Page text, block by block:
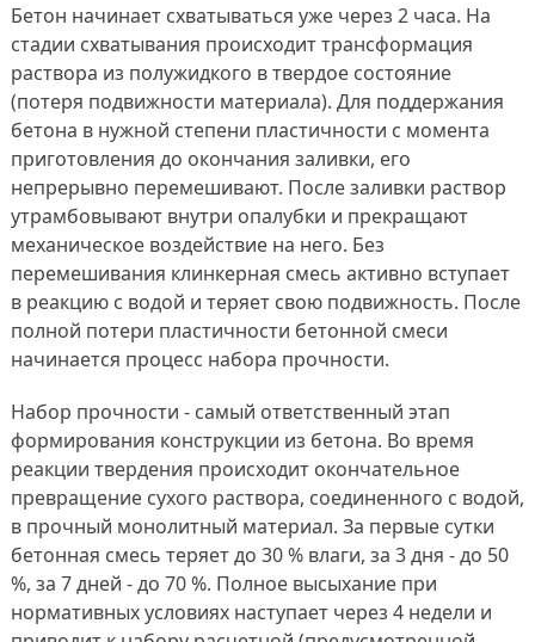
Бетон начинает схватываться уже через 2 часа. На
стадии схватывания происходит трансформация
раствора из полужидкого в твердое состояние
(потеря подвижности материала). Для поддержания
бетона в нужной степени пластичности с момента
приготовления до окончания заливки, его
непрерывно перемешивают. После заливки раствор
утрамбовывают внутри опалубки и прекращают
механическое воздействие на него. Без
перемешивания клинкерная смесь активно вступает
в реакцию с водой и теряет свою подвижность. После
полной потери пластичности бетонной смеси
начинается процесс набора прочности.
Набор прочности - самый ответственный этап
формирования конструкции из бетона. Во время
реакции твердения происходит окончательное
превращение сухого раствора, соединенного с водой,
в прочный монолитный материал. За первые сутки
бетонная смесь теряет до 30 % влаги, за 3 дня - до 50
%, за 7 дней - до 70 %. Полное высыхание при
нормативных условиях наступает через 4 недели и